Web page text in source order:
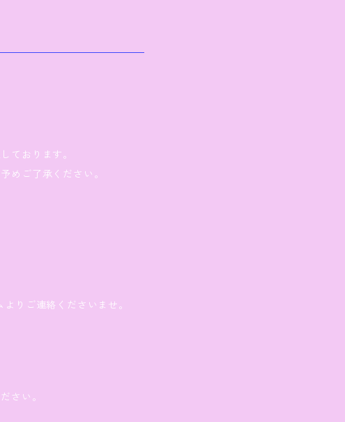
ております。
めご了承ください。
りご連絡くださいませ。
さい。